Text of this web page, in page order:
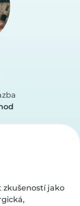
zkušeností jako